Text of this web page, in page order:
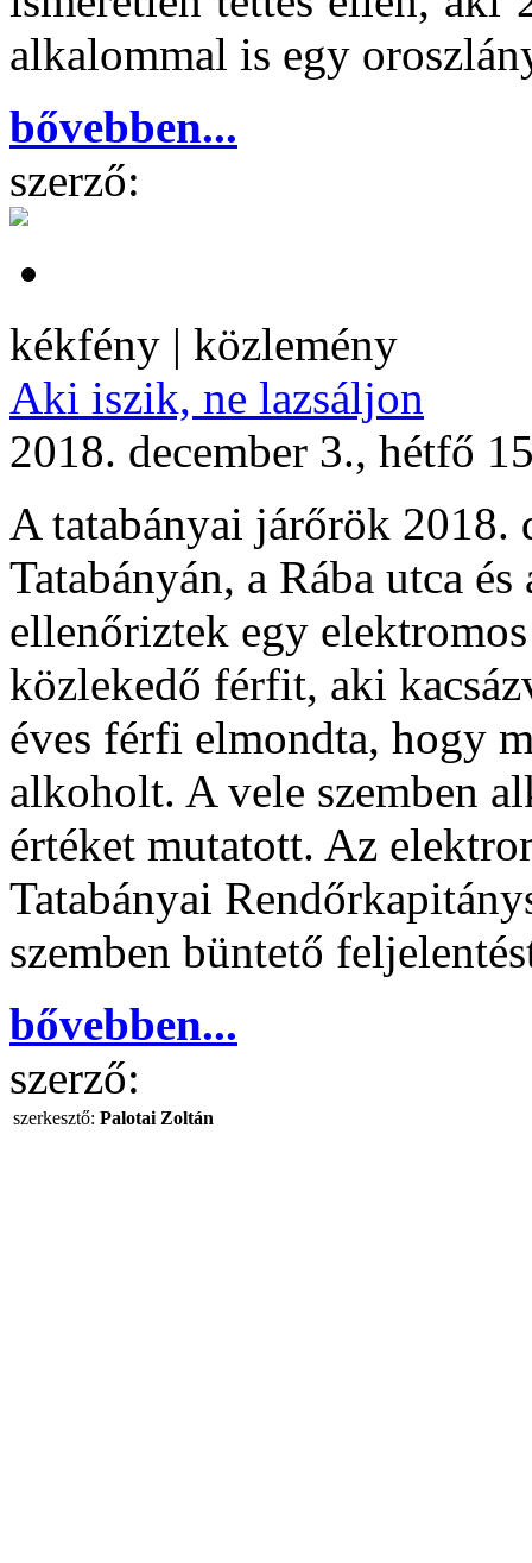
alkalommal is egy
bővebben...
szerző:
kékfény | közlemény
Aki iszik, ne lazsáljon
2018. december 3., hétfő
A tatabányai járőrök 2018.
Tatabányán, a Rába utca
ellenőriztek egy
közlekedő férfit, aki
éves férfi elmondta, hogy
alkoholt. A vele szemben
értéket mutatott. Az
Tatabányai
szemben büntető
bővebben...
szerző:
szerkesztő: Palotai Zoltán